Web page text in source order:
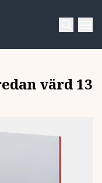
värd 13